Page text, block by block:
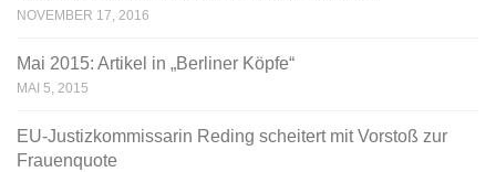
NOVEMBER 17, 2016
Mai 2015: Artikel in „Berliner Köpfe“
MAI 5, 2015
EU-Justizkommissarin Reding scheitert mit Vorstoß zur
Frauenquote